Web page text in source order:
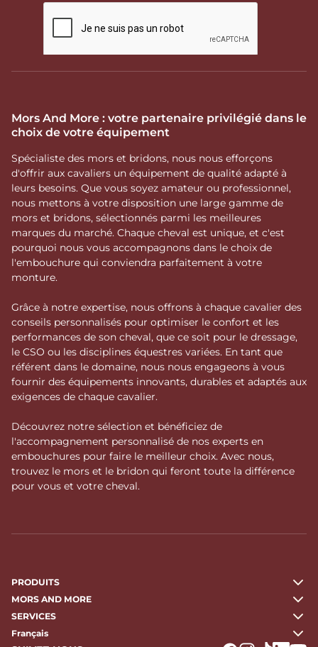
Mors And More : votre partenaire privilégié dans le
choix de votre équipement
Spécialiste des mors et bridons, nous nous efforçons
d'offrir aux cavaliers un équipement de qualité adapté à
leurs besoins. Que vous soyez amateur ou professionnel,
nous mettons à votre disposition une large gamme de
mors et bridons, sélectionnés parmi les meilleures
marques du marché. Chaque cheval est unique, et c'est
pourquoi nous vous accompagnons dans le choix de
l'embouchure qui conviendra parfaitement à votre
monture.
Grâce à notre expertise, nous offrons à chaque cavalier des
conseils personnalisés pour optimiser le confort et les
performances de son cheval, que ce soit pour le dressage,
le CSO ou les disciplines équestres variées. En tant que
référent dans le domaine, nous nous engageons à vous
fournir des équipements innovants, durables et adaptés aux
exigences de chaque cavalier.
Découvrez notre sélection et bénéficiez de
l'accompagnement personnalisé de nos experts en
embouchures pour faire le meilleur choix. Avec nous,
trouvez le mors et le bridon qui feront toute la différence
pour vous et votre cheval.
PRODUITS
MORS AND MORE
SERVICES
Français